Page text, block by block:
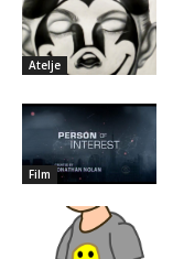
Atelje
Film